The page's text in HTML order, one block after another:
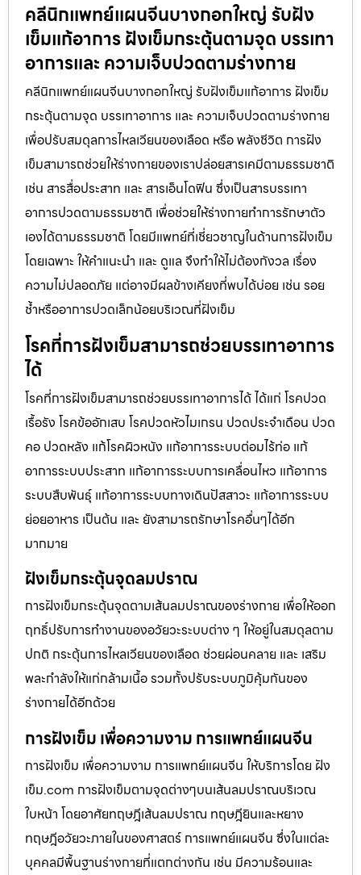
คลีนิกแพทย์แผนจีนบางกอกใหญ่ รับฝัง
เข็มแก้อาการ ฝังเข็มกระตุ้นตามจุด บรรเทา
อาการและ ความเจ็บปวดตามร่างกาย
คลีนิกแพทย์แผนจีนบางกอกใหญ่ รับฝังเข็มแก้อาการ ฝังเข็ม
กระตุ้นตามจุด บรรเทาอาการ และ ความเจ็บปวดตามร่างกาย
เพื่อปรับสมดุลการไหลเวียนของเลือด หรือ พลังชีวิต การฝัง
เข็มสามารถช่วยให้ร่างกายของเราปล่อยสารเคมีตามธรรมชาติ
เช่น สารสื่อประสาท และ สารเอ็นโดฟิน ซึ่งเป็นสารบรรเทา
อาการปวดตามธรรมชาติ เพื่อช่วยให้ร่างกายทำการรักษาตัว
เองได้ตามธรรมชาติ โดยมีแพทย์ที่เชี่ยวชาญในด้านการฝังเข็ม
โดยเฉพาะ ให้คำแนะนำ และ ดูแล จึงทำให้ไม่ต้องกังวล เรื่อง
ความไม่ปลอดภัย แต่อาจมีผลข้างเคียงที่พบได้บ่อย เช่น รอย
ช้ำหรืออาการปวดเล็กน้อยบริเวณที่ฝังเข็ม
โรคที่การฝังเข็มสามารถช่วยบรรเทาอาการ
ได้
โรคที่การฝังเข็มสามารถช่วยบรรเทาอาการได้ ได้แก่ โรคปวด
เรื้อรัง โรคข้ออักเสบ โรคปวดหัวไมเกรน ปวดประจําเดือน ปวด
คอ ปวดหลัง แก้โรคผิวหนัง แก้อาการระบบต่อมไร้ท่อ แก้
อาการระบบประสาท แก้อาการระบบการเคลื่อนไหว แก้อาการ
ระบบสืบพันธุ์ แก้อาการระบบทางเดินปัสสาวะ แก้อาการระบบ
ย่อยอาหาร เป็นต้น และ ยังสามารถรักษาโรคอื่นๆได้อีก
มากมาย
ฝังเข็มกระตุ้นจุดลมปราณ
การฝังเข็มกระตุ้นจุดตามเส้นลมปราณของร่างกาย เพื่อให้ออก
ฤทธิ์ปรับการทำงานของอวัยวะระบบต่าง ๆ ให้อยู่ในสมดุลตาม
ปกติ กระตุ้นการไหลเวียนของเลือด ช่วยผ่อนคลาย และ เสริม
พละกำลังให้แก่กล้ามเนื้อ รวมทั้งปรับระบบภูมิคุ้มกันของ
ร่างกายได้อีกด้วย
การฝังเข็ม เพื่อความงาม การแพทย์แผนจีน
การฝังเข็ม เพื่อความงาม การแพทย์แผนจีน ให้บริการโดย ฝัง
เข็ม.com การฝังเข็มตามจุดต่างๆบนเส้นลมปราณบริเวณ
ใบหน้า โดยอาศัยทฤษฎีเส้นลมปราณ ทฤษฎียินและหยาง
ทฤษฎีอวัยวะภายในของศาสตร์ การแพทย์แผนจีน ซึ่งในแต่ละ
บุคคลมีพื้นฐานร่างกายที่แตกต่างกัน เช่น มีความร้อนและ